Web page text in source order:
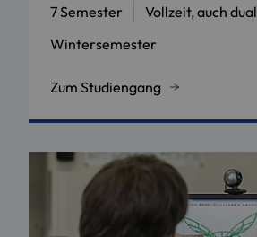
7 Semester
Vollzeit, auch dual
Wintersemester
Zum Studiengang